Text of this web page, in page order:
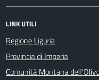
LINK UTILI
Regione Liguria
Provincia di Imperia
Comunità Montana